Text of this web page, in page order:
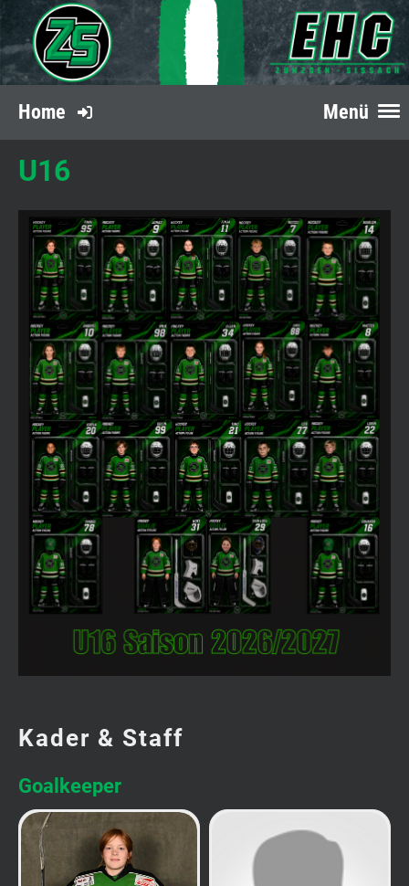
Menü
Home
U16
Kader & Staff
Goalkeeper